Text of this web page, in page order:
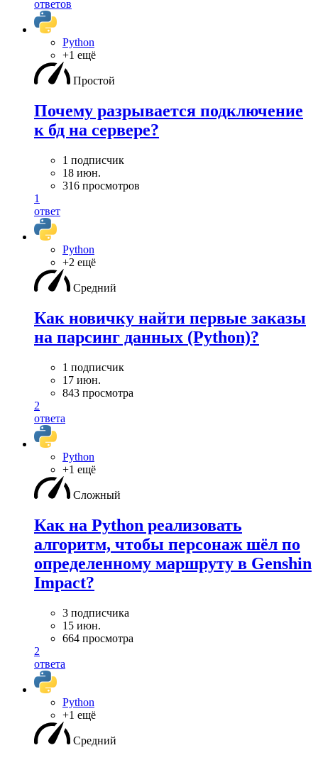
ответов
Python
+1 ещё
Простой
Почему разрывается подключение
к бд на сервере?
1 подписчик
18 июн.
316 просмотров
1
ответ
Python
+2 ещё
Средний
Как новичку найти первые заказы
на парсинг данных (Python)?
1 подписчик
17 июн.
843 просмотра
2
ответа
Python
+1 ещё
Сложный
Как на Python реализовать
алгоритм, чтобы персонаж шёл по
определенному маршруту в Genshin
Impact?
3 подписчика
15 июн.
664 просмотра
2
ответа
Python
+1 ещё
Средний